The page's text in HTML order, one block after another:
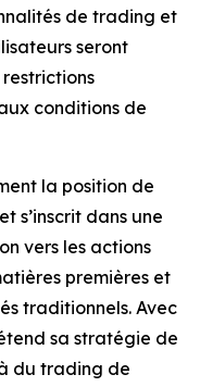
de trading et
seront
conditions de
la position de
s’inscrit dans une
vers les actions
premières et
traditionnels. Avec
sa stratégie de
du trading de